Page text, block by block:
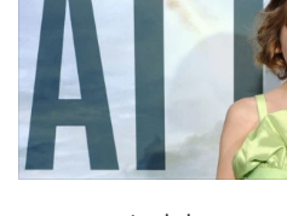
ละคร
CbizReview
• Cyber BIZ
ผู้จัดกวน
• Good health & Well-being